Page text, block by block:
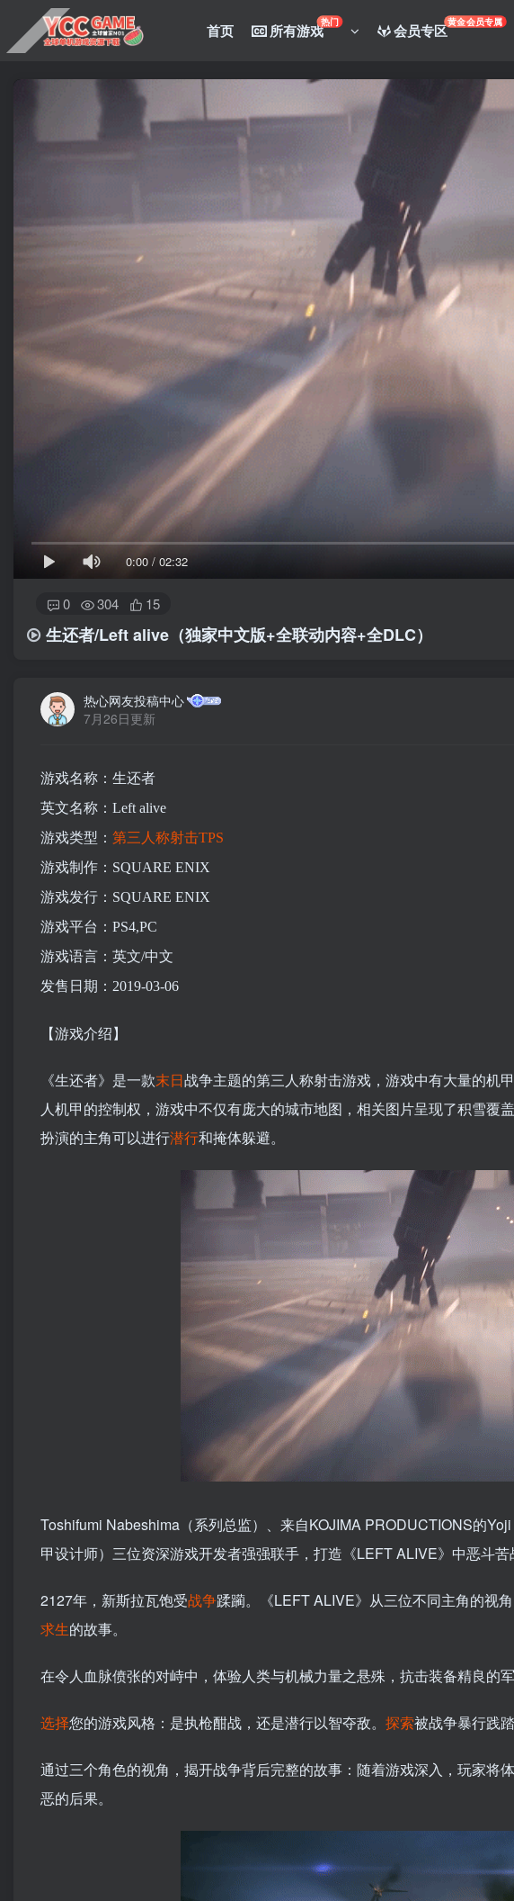
首页 所有游戏热门 会员专区黄金会员专属
0:00 / 02:32
0 304 15
生还者/Left alive（独家中文版+全联动内容+全DLC）
热心网友投稿中心
7月26日更新
游戏名称：生还者
英文名称：Left alive
游戏类型： 第三人称射击TPS
游戏制作：SQUARE ENIX
游戏发行：SQUARE ENIX
游戏平台：PS4,PC
游戏语言：英文/中文
发售日期：2019-03-06
【游戏介绍】
《生还者》是一款末日战争主题的第三人称射击游戏，游戏中有大量的机
人机甲的控制权，游戏中不仅有庞大的城市地图，相关图片呈现了积雪覆
扮演的主角可以进行潜行和掩体躲避。
Toshifumi Nabeshima（系列总监）、来自KOJIMA PRODUCTIONS的
甲设计师）三位资深游戏开发者强强联手，打造《LEFT ALIVE》中恶斗苦
2127年，新斯拉瓦饱受战争蹂躏。《LEFT ALIVE》从三位不同主角的视
求生的故事。
在令人血脉偾张的对峙中，体验人类与机械力量之悬殊，抗击装备精良的
选择您的游戏风格：是执枪酣战，还是潜行以智夺敌。 探索被战争暴行践
通过三个角色的视角，揭开战争背后完整的故事：随着游戏深入，玩家将
恶的后果。